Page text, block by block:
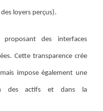
loyers perçus).
des interfaces
Cette transparence crée
impose également une
des actifs et dans la